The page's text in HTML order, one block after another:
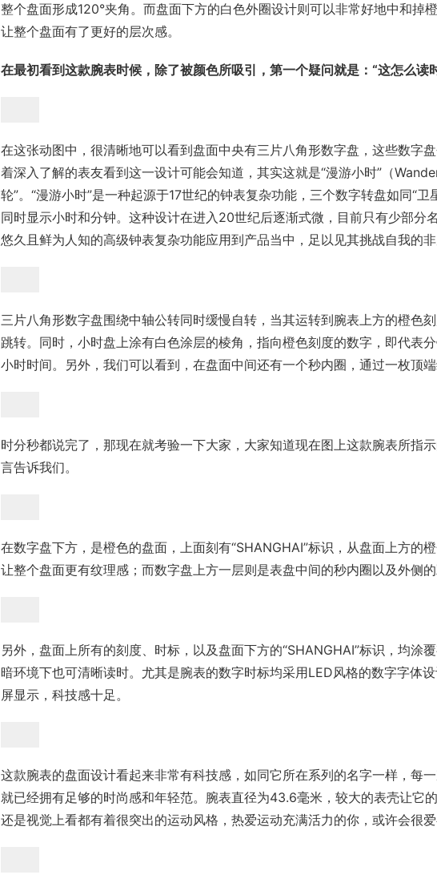
整个盘面形成120°夹角。而盘面下方的白色外圈设计则可以非常好地中和掉
让整个盘面有了更好的层次感。
在最初看到这款腕表时候，除了被颜色所吸引，第一个疑问就是：“这怎么读
在这张动图中，很清晰地可以看到盘面中央有三片八角形数字盘，这些数字
着深入了解的表友看到这一设计可能会知道，其实这就是“漫游小时”（
轮”。“漫游小时”是一种起源于17世纪的钟表复杂功能，三个数字转盘如同“
同时显示小时和分钟。这种设计在进入20世纪后逐渐式微，目前只有少部分
悠久且鲜为人知的高级钟表复杂功能应用到产品当中，足以见其挑战自我的非
三片八角形数字盘围绕中轴公转同时缓慢自转，当其运转到腕表上方的橙色
跳转。同时，小时盘上涂有白色涂层的棱角，指向橙色刻度的数字，即代表
小时时间。另外，我们可以看到，在盘面中间还有一个秒内圈，通过一枚顶
时分秒都说完了，那现在就考验一下大家，大家知道现在图上这款腕表所指
言告诉我们。
在数字盘下方，是橙色的盘面，上面刻有“SHANGHAI”标识，从盘面上方的
让整个盘面更有纹理感；而数字盘上方一层则是表盘中间的秒内圈以及外侧的
另外，盘面上所有的刻度、时标，以及盘面下方的“SHANGHAI”标识，均涂
暗环境下也可清晰读时。尤其是腕表的数字时标均采用LED风格的数字字体
屏显示，科技感十足。
这款腕表的盘面设计看起来非常有科技感，如同它所在系列的名字一样，每
就已经拥有足够的时尚感和年轻范。腕表直径为43.6毫米，较大的表壳让它
还是视觉上看都有着很突出的运动风格，热爱运动充满活力的你，或许会很爱